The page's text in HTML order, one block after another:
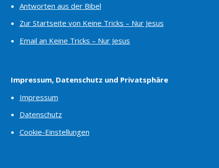
Antworten aus der Bibel
Zur Startseite von Keine Tricks – Nur Jesus
Email an Keine Tricks – Nur Jesus
Impressum, Datenschutz und Privatsphäre
Impressum
Datenschutz
Cookie-Einstellungen